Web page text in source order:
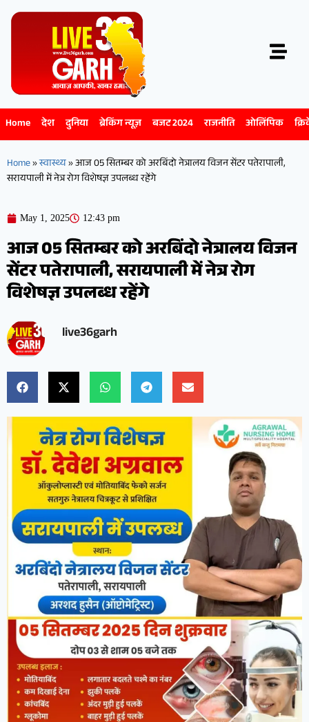
Home देश दुनिया ब्रेकिंग न्यूज़ बजट 2024 राजनीति ओलिंपिक
Home»स्वास्थ्य»आज 05 सितम्बर को अरबिंदो नेत्रालय विजन सेंटर पतेरापाली,
सरायपाली में नेत्र रोग विशेषज्ञ उपलब्ध रहेंगे
May 1, 2025 12:43 pm
आज 05 सितम्बर को अरबिंदो नेत्रालय विजन
सेंटर पतेरापाली, सरायपाली में नेत्र रोग
विशेषज्ञ उपलब्ध रहेंगे
live36garh